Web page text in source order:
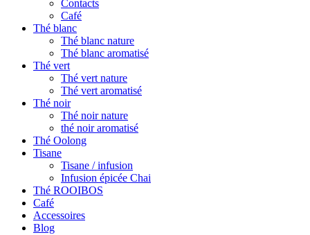
Contacts
Café
Thé blanc
Thé blanc nature
Thé blanc aromatisé
Thé vert
Thé vert nature
Thé vert aromatisé
Thé noir
Thé noir nature
thé noir aromatisé
Thé Oolong
Tisane
Tisane / infusion
Infusion épicée Chai
Thé ROOIBOS
Café
Accessoires
Blog